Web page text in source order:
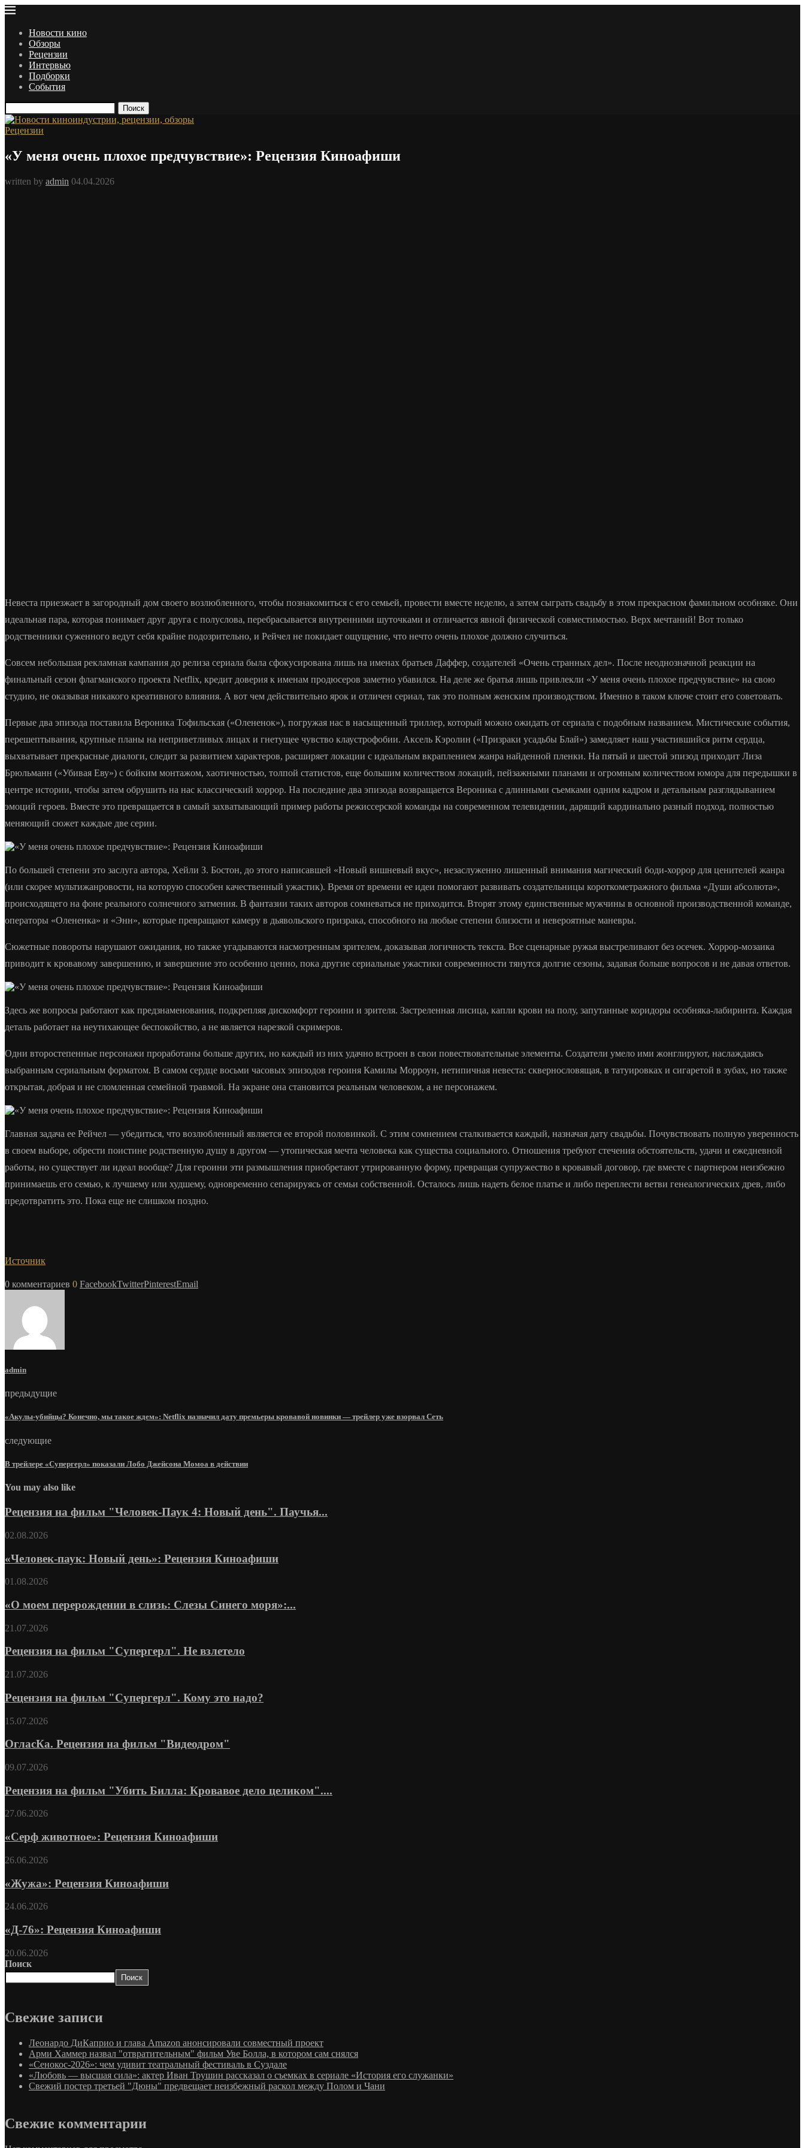
Новости кино
Обзоры
Рецензии
Интервью
Подборки
События
Поиск
Рецензии
«У меня очень плохое предчувствие»: Рецензия Киноафиши
written by admin 04.04.2026
Невеста приезжает в загородный дом своего возлюбленного, чтобы познакомиться с его семьей, провести вместе неделю, а затем сыграть свадьбу в этом прекрасном фамильном особняке. Они
идеальная пара, которая понимает друг друга с полуслова, перебрасывается внутренними шуточками и отличается явной физической совместимостью. Верх мечтаний! Вот только
родственники суженного ведут себя крайне подозрительно, и Рейчел не покидает ощущение, что нечто очень плохое должно случиться.
Совсем небольшая рекламная кампания до релиза сериала была сфокусирована лишь на именах братьев Даффер, создателей «Очень странных дел». После неоднозначной реакции на
финальный сезон флагманского проекта Netflix, кредит доверия к именам продюсеров заметно убавился. На деле же братья лишь привлекли «У меня очень плохое предчувствие» на свою
студию, не оказывая никакого креативного влияния. А вот чем действительно ярок и отличен сериал, так это полным женским производством. Именно в таком ключе стоит его советовать.
Первые два эпизода поставила Вероника Тофильская («Олененок»), погружая нас в насыщенный триллер, который можно ожидать от сериала с подобным названием. Мистические события,
перешептывания, крупные планы на неприветливых лицах и гнетущее чувство клаустрофобии. Аксель Кэролин («Призраки усадьбы Блай») замедляет наш участившийся ритм сердца,
выхватывает прекрасные диалоги, следит за развитием характеров, расширяет локации с идеальным вкраплением жанра найденной пленки. На пятый и шестой эпизод приходит Лиза
Брюльманн («Убивая Еву») с бойким монтажом, хаотичностью, толпой статистов, еще большим количеством локаций, пейзажными планами и огромным количеством юмора для передышки в
центре истории, чтобы затем обрушить на нас классический хоррор. На последние два эпизода возвращается Вероника с длинными съемками одним кадром и детальным разглядыванием
эмоций героев. Вместе это превращается в самый захватывающий пример работы режиссерской команды на современном телевидении, дарящий кардинально разный подход, полностью
меняющий сюжет каждые две серии.
По большей степени это заслуга автора, Хейли З. Бостон, до этого написавшей «Новый вишневый вкус», незаслуженно лишенный внимания магический боди-хоррор для ценителей жанра
(или скорее мультижанровости, на которую способен качественный ужастик). Время от времени ее идеи помогают развивать создательницы короткометражного фильма «Души абсолюта»,
происходящего на фоне реального солнечного затмения. В фантазии таких авторов сомневаться не приходится. Вторят этому единственные мужчины в основной производственной команде,
операторы «Олененка» и «Энн», которые превращают камеру в дьявольского призрака, способного на любые степени близости и невероятные маневры.
Сюжетные повороты нарушают ожидания, но также угадываются насмотренным зрителем, доказывая логичность текста. Все сценарные ружья выстреливают без осечек. Хоррор-мозаика
приводит к кровавому завершению, и завершение это особенно ценно, пока другие сериальные ужастики современности тянутся долгие сезоны, задавая больше вопросов и не давая ответов.
Здесь же вопросы работают как предзнаменования, подкрепляя дискомфорт героини и зрителя. Застреленная лисица, капли крови на полу, запутанные коридоры особняка-лабиринта. Каждая
деталь работает на неутихающее беспокойство, а не является нарезкой скримеров.
Одни второстепенные персонажи проработаны больше других, но каждый из них удачно встроен в свои повествовательные элементы. Создатели умело ими жонглируют, наслаждаясь
выбранным сериальным форматом. В самом сердце восьми часовых эпизодов героиня Камилы Морроун, нетипичная невеста: сквернословящая, в татуировках и сигаретой в зубах, но также
открытая, добрая и не сломленная семейной травмой. На экране она становится реальным человеком, а не персонажем.
Главная задача ее Рейчел — убедиться, что возлюбленный является ее второй половинкой. С этим сомнением сталкивается каждый, назначая дату свадьбы. Почувствовать полную уверенность
в своем выборе, обрести поистине родственную душу в другом — утопическая мечта человека как существа социального. Отношения требуют стечения обстоятельств, удачи и ежедневной
работы, но существует ли идеал вообще? Для героини эти размышления приобретают утрированную форму, превращая супружество в кровавый договор, где вместе с партнером неизбежно
принимаешь его семью, к лучшему или худшему, одновременно сепарируясь от семьи собственной. Осталось лишь надеть белое платье и либо переплести ветви генеалогических древ, либо
предотвратить это. Пока еще не слишком поздно.
Источник
0 комментариев 0 FacebookTwitterPinterestEmail
admin
предыдущие
«Акулы-убийцы? Конечно, мы такое ждем»: Netflix назначил дату премьеры кровавой новинки — трейлер уже взорвал Сеть
следующие
В трейлере «Супергерл» показали Лобо Джейсона Момоа в действии
You may also like
Рецензия на фильм "Человек-Паук 4: Новый день". Паучья...
02.08.2026
«Человек-паук: Новый день»: Рецензия Киноафиши
01.08.2026
«О моем перерождении в слизь: Слезы Синего моря»:...
21.07.2026
Рецензия на фильм "Супергерл". Не взлетело
21.07.2026
Рецензия на фильм "Супергерл". Кому это надо?
15.07.2026
ОгласКа. Рецензия на фильм "Видеодром"
09.07.2026
Рецензия на фильм "Убить Билла: Кровавое дело целиком"....
27.06.2026
«Серф животное»: Рецензия Киноафиши
26.06.2026
«Жужа»: Рецензия Киноафиши
24.06.2026
«Д-76»: Рецензия Киноафиши
20.06.2026
Поиск
Поиск
Свежие записи
Леонардо ДиКаприо и глава Amazon анонсировали совместный проект
Арми Хаммер назвал "отвратительным" фильм Уве Болла, в котором сам снялся
«Сенокос-2026»: чем удивит театральный фестиваль в Суздале
«Любовь — высшая сила»: актер Иван Трушин рассказал о съемках в сериале «История его служанки»
Свежий постер третьей "Дюны" предвещает неизбежный раскол между Полом и Чани
Свежие комментарии